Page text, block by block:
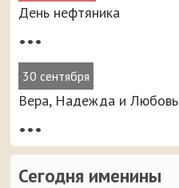
День нефтяника
•••
30 сентября
Вера, Надежда и Любовь
•••
Сегодня именины